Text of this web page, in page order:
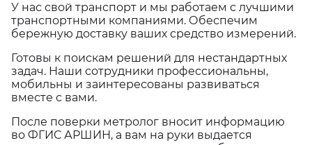
У нас свой транспорт и мы работаем с лучшими
транспортными компаниями. Обеспечим
бережную доставку ваших средство измерений.
Готовы к поискам решений для нестандартных
задач. Наши сотрудники профессиональны,
мобильны и заинтересованы развиваться
вместе с вами.
После поверки метролог вносит информацию
во ФГИС АРШИН, а вам на руки выдается